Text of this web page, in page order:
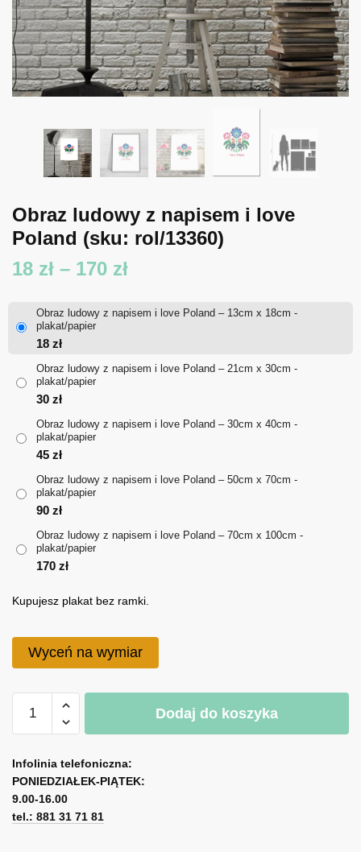
Obraz ludowy z napisem i love
Poland (sku: rol/13360)
18 zł – 170 złZakres
18 zł
170 zł
Obraz ludowy z napisem i love Poland – 13cm x 18cm -
plakat/papier
18 zł
Obraz ludowy z napisem i love Poland – 21cm x 30cm -
plakat/papier
30 zł
Obraz ludowy z napisem i love Poland – 30cm x 40cm -
plakat/papier
45 zł
Obraz ludowy z napisem i love Poland – 50cm x 70cm -
plakat/papier
90 zł
Obraz ludowy z napisem i love Poland – 70cm x 100cm -
plakat/papier
170 zł
Kupujesz plakat bez ramki.
Wyceń na wymiar
Obraz
z
napisem
i
love
Dodaj do koszyka
l
t
e
r
Infolinia telefoniczna:
PONIEDZIAŁEK-PIĄTEK:
9.00-16.00
tel.: 881 31 71 81